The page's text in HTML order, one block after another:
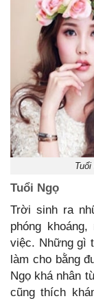
Tuổi Ngọ
Trời sinh ra
phóng
việc. Những gì
làm cho bằng
Ngọ khá nhân
cũng thích